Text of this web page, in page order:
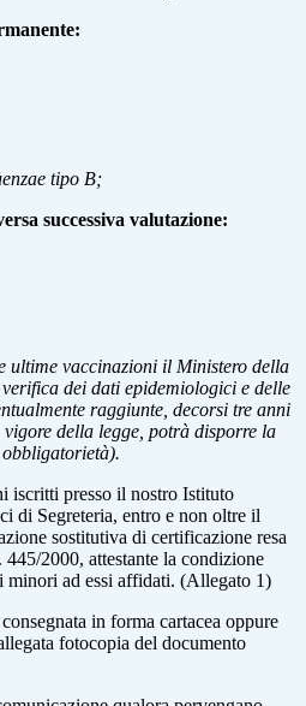
tipo B;
successiva valutazione:
ultime vaccinazioni il Ministero della
dei dati epidemiologici e delle
raggiunte, decorsi tre anni
della legge, potrà disporre la
obbligatorietà).
iscritti presso il nostro Istituto
di Segreteria, entro e non oltre il
sostitutiva di certificazione resa
2000, attestante la condizione
ad essi affidati. (Allegato 1)
in forma cartacea oppure
fotocopia del documento